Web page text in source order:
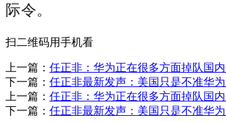
际令。
扫二维码用手机看
上一篇： 任正非：华为正在很多方面掉队国
下一篇： 任正非最新发声：美国只是不准华
上一篇： 任正非：华为正在很多方面掉队国
下一篇： 任正非最新发声：美国只是不准华